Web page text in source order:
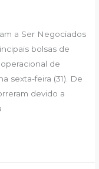
a Ser Negociados
bolsas de
de
sexta-feira (31). De
devido a